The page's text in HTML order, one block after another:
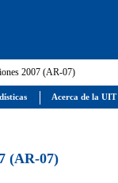
2007 (AR-07)
(AR-07)
Acerca de la UIT